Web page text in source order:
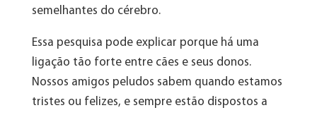
semelhantes do cérebro.
Essa pesquisa pode explicar porque há uma
ligação tão forte entre cães e seus donos.
Nossos amigos peludos sabem quando estamos
tristes ou felizes, e sempre estão dispostos a